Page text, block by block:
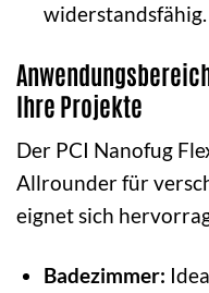
widerstandsfähig.
Ihre Projekte
Der PCI Nanofug
Allrounder für
eignet sich
Badezimmer: